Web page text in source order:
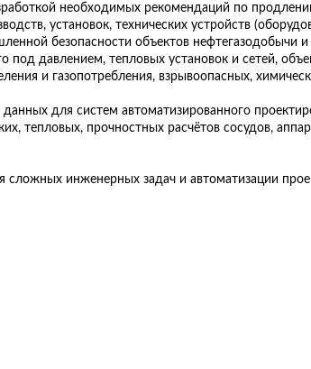
необходимых рекомендаций по
установок, технических устройств
безопасности объектов нефтегазодобычи и
под давлением, тепловых установок и сетей,
и газопотребления, взрывоопасных,
для систем автоматизированного
тепловых, прочностных расчётов сосудов,
инженерных задач и автоматизации